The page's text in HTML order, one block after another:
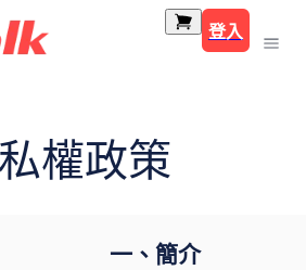
登入
權政策
一、簡介